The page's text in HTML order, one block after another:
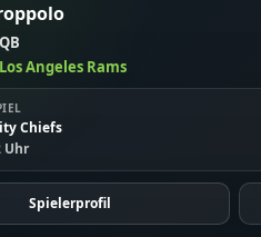
QB
Los Angeles Rams
Chiefs
Uhr
Spielerprofil